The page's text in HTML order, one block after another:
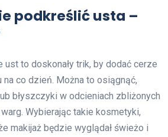
podkreślić usta –
ust to doskonały trik, by dodać cerze
co dzień. Można to osiągnąć,
błyszczyki w odcieniach zbliżonych
Wybierając takie kosmetyki,
makijaż będzie wyglądał świeżo i